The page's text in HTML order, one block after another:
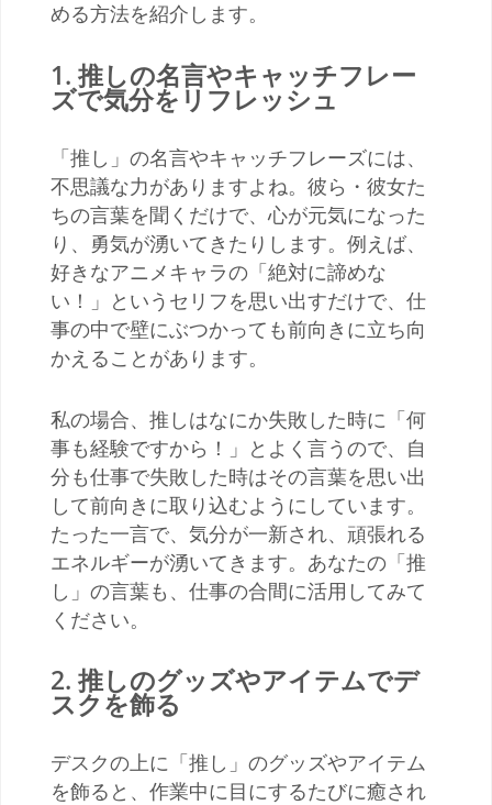
める方法を紹介します。
1. 推しの名言やキャッチフレー
ズで気分をリフレッシュ
「推し」の名言やキャッチフレーズには、
不思議な力がありますよね。彼ら・彼女た
ちの言葉を聞くだけで、心が元気になった
り、勇気が湧いてきたりします。例えば、
好きなアニメキャラの「絶対に諦めな
い！」というセリフを思い出すだけで、仕
事の中で壁にぶつかっても前向きに立ち向
かえることがあります。
私の場合、推しはなにか失敗した時に「何
事も経験ですから！」とよく言うので、自
分も仕事で失敗した時はその言葉を思い出
して前向きに取り込むようにしています。
たった一言で、気分が一新され、頑張れる
エネルギーが湧いてきます。あなたの「推
し」の言葉も、仕事の合間に活用してみて
ください。
2. 推しのグッズやアイテムでデ
スクを飾る
デスクの上に「推し」のグッズやアイテム
を飾ると、作業中に目にするたびに癒され